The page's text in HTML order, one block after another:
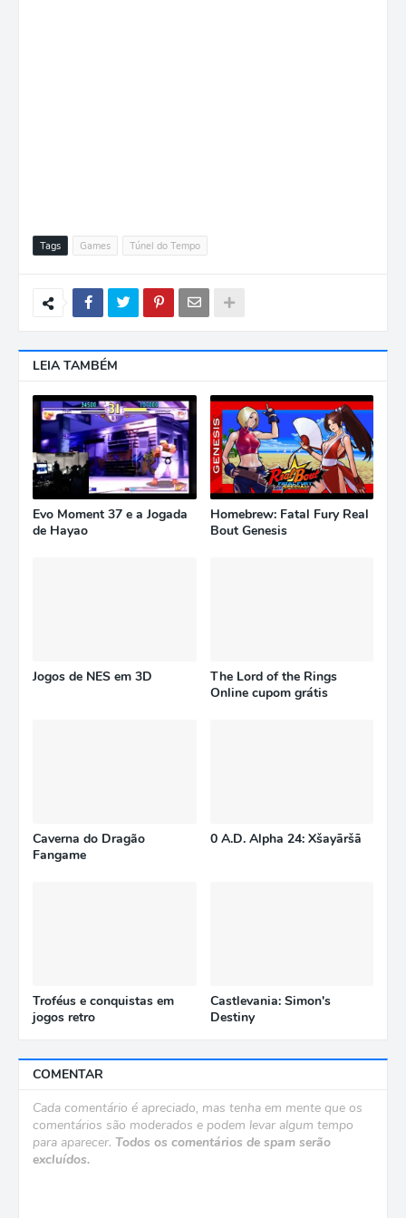
Tags Games Túnel do Tempo
LEIA TAMBÉM
Evo Moment 37 e a Jogada
de Hayao
Homebrew: Fatal Fury Real
Bout Genesis
Jogos de NES em 3D
The Lord of the Rings
Online cupom grátis
Caverna do Dragão
Fangame
0 A.D. Alpha 24: Xšayāršā
Troféus e conquistas em
jogos retro
Castlevania: Simon's
Destiny
COMENTAR
Cada comentário é apreciado, mas tenha em mente que os
comentários são moderados e podem levar algum tempo
para aparecer. Todos os comentários de spam serão
excluídos.